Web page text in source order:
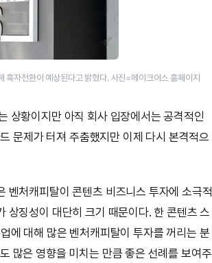
자전환이 예상된다고 밝혔다. 사진=메이크어스 홈페이지
상황이지만 아직 회사 입장에서는 공격적인
문제가 터져 주춤했지만 이제 다시 본격적으
벤처캐피탈이 콘텐츠 비즈니스 투자에 소극적
상징성이 대단히 크기 때문이다. 한 콘텐츠 스
에 대해 많은 벤처캐피탈이 투자를 꺼리는 분
많은 영향을 미치는 만큼 좋은 선례를 보여주